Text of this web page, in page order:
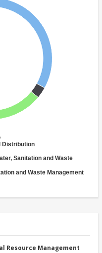
Distribution
Sanitation and Waste
and Waste Management
Resource Management